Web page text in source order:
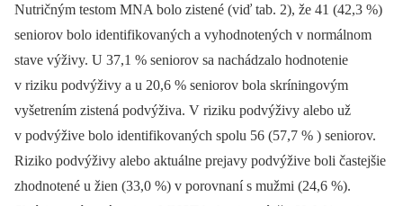
Nutričným testom MNA bolo zistené (viď tab. 2), že 41 (42,3 %)
seniorov bolo identifikovaných a vyhodnotených v normálnom
stave výživy. U 37,1 % seniorov sa nachádzalo hodnotenie
v riziku podvýživy a u 20,6 % seniorov bola skríningovým
vyšetrením zistená podvýživa. V riziku podvýživy alebo už
v podvýžive bolo identifikovaných spolu 56 (57,7 % ) seniorov.
Riziko podvýživy alebo aktuálne prejavy podvýžive boli častejšie
zhodnotené u žien (33,0 %) v porovnaní s mužmi (24,6 %).